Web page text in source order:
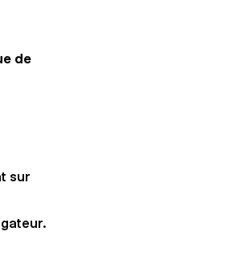
de
sur